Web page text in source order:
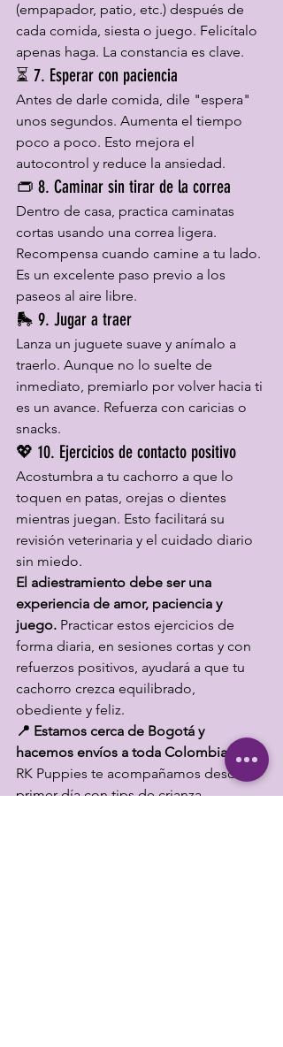
(empapador, patio, etc.) después de
cada comida, siesta o juego. Felicítalo
apenas haga. La constancia es clave.
⏳ 7. Esperar con paciencia
Antes de darle comida, dile "espera"
unos segundos. Aumenta el tiempo
poco a poco. Esto mejora el
autocontrol y reduce la ansiedad.
👝 8. Caminar sin tirar de la correa
Dentro de casa, practica caminatas
cortas usando una correa ligera.
Recompensa cuando camine a tu lado.
Es un excelente paso previo a los
paseos al aire libre.
🛼 9. Jugar a traer
Lanza un juguete suave y anímalo a
traerlo. Aunque no lo suelte de
inmediato, premiarlo por volver hacia ti
es un avance. Refuerza con caricias o
snacks.
💖 10. Ejercicios de contacto positivo
Acostumbra a tu cachorro a que lo
toquen en patas, orejas o dientes
mientras juegan. Esto facilitará su
revisión veterinaria y el cuidado diario
sin miedo.
El adiestramiento debe ser una
experiencia de amor, paciencia y
juego. Practicar estos ejercicios de
forma diaria, en sesiones cortas y con
refuerzos positivos, ayudará a que tu
cachorro crezca equilibrado,
obediente y feliz.
📍 Estamos cerca de Bogotá y
hacemos envíos a toda Colombia.
RK Puppies te acompañamos desde el
primer día con tips de crianza,